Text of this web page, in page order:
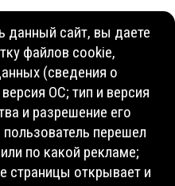
данный сайт, вы даете
файлов cookie,
(сведения о
ОС; тип и версия
и разрешение его
перешел
по какой рекламе;
страницы открывает и